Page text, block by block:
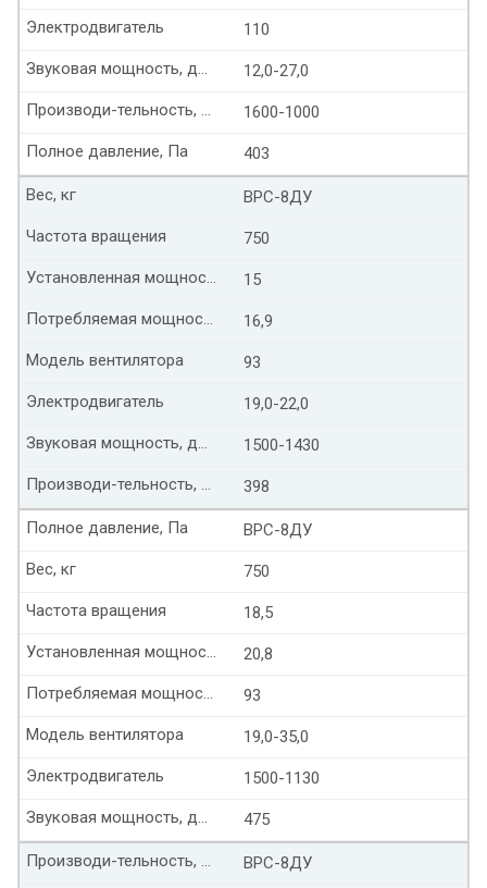
110
Электродвигатель
12,0-27,0
Звуковая мощность, дБ(А)
1600-1000
Производи-тельность, тыс. м³/час
403
Полное давление, Па
ВРС-8ДУ
Вес, кг
750
Частота вращения
15
Установленная мощность, кВт
16,9
Потребляемая мощность, кВт
93
Модель вентилятора
19,0-22,0
Электродвигатель
1500-1430
Звуковая мощность, дБ(А)
398
Производи-тельность, тыс. м³/час
ВРС-8ДУ
Полное давление, Па
750
Вес, кг
18,5
Частота вращения
20,8
Установленная мощность, кВт
93
Потребляемая мощность, кВт
19,0-35,0
Модель вентилятора
1500-1130
Электродвигатель
475
Звуковая мощность, дБ(А)
ВРС-8ДУ
Производи-тельность, тыс. м³/час